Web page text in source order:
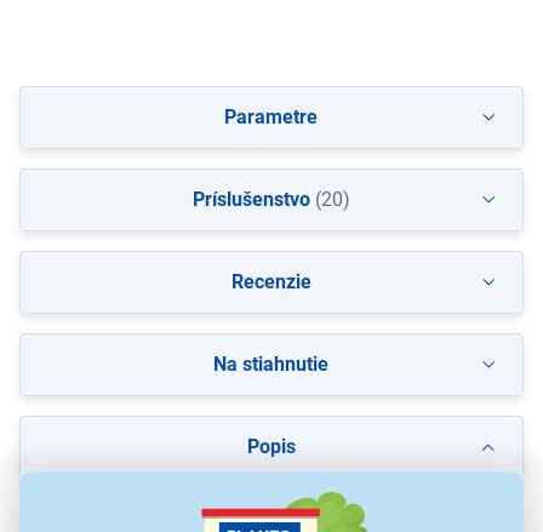
Popis
Parametre
Príslušenstvo(20)
Recenzie
Na stiahnutie